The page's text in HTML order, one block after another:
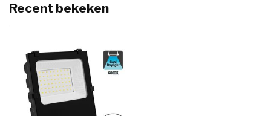
Recent bekeken